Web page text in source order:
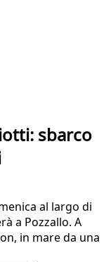
sbarco
al largo di
a Pozzallo. A
in mare da una